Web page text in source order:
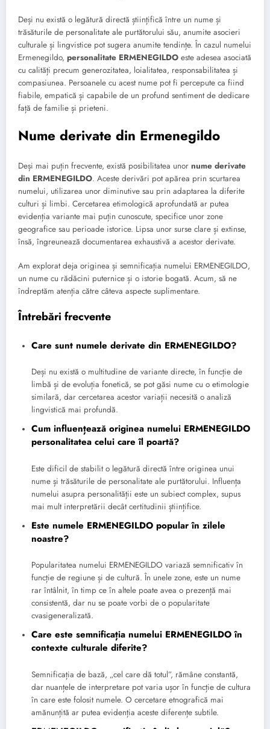
Deși nu există o legătură directă științifică între un nume și
trăsăturile de personalitate ale purtătorului său, anumite asocieri
culturale și lingvistice pot sugera anumite tendințe. În cazul numelui
Ermenegildo, personalitate ERMENEGILDO este adesea asociată
cu calități precum generozitatea, loialitatea, responsabilitatea și
compasiunea. Persoanele cu acest nume pot fi percepute ca fiind
fiabile, empatică și capabile de un profund sentiment de dedicare
față de familie și prieteni.
Nume derivate din Ermenegildo
Deși mai puțin frecvente, există posibilitatea unor nume derivate
din ERMENEGILDO. Aceste derivări pot apărea prin scurtarea
numelui, utilizarea unor diminutive sau prin adaptarea la diferite
culturi și limbi. Cercetarea etimologică aprofundată ar putea
evidenția variante mai puțin cunoscute, specifice unor zone
geografice sau perioade istorice. Lipsa unor surse clare și extinse,
însă, îngreunează documentarea exhaustivă a acestor derivate.
Am explorat deja originea și semnificația numelui ERMENEGILDO,
un nume cu rădăcini puternice și o istorie bogată. Acum, să ne
îndreptăm atenția către câteva aspecte suplimentare.
Întrebări frecvente
Care sunt numele derivate din ERMENEGILDO?
Deși nu există o multitudine de variante directe, în funcție de
limbă și de evoluția fonetică, se pot găsi nume cu o etimologie
similară, dar cercetarea acestor variații necesită o analiză
lingvistică mai profundă.
Cum influențează originea numelui ERMENEGILDO
personalitatea celui care îl poartă?
Este dificil de stabilit o legătură directă între originea unui
nume și trăsăturile de personalitate ale purtătorului. Influența
numelui asupra personalității este un subiect complex, supus
mai mult interpretării decât certitudinii științifice.
Este numele ERMENEGILDO popular în zilele
noastre?
Popularitatea numelui ERMENEGILDO variază semnificativ în
funcție de regiune și de cultură. În unele zone, este un nume
rar întâlnit, în timp ce în altele poate avea o prezență mai
consistentă, dar nu se poate vorbi de o popularitate
cvasigeneralizată.
Care este semnificația numelui ERMENEGILDO în
contexte culturale diferite?
Semnificația de bază, „cel care dă totul”, rămâne constantă,
dar nuanțele de interpretare pot varia ușor în funcție de cultura
în care este folosit numele. O cercetare etnografică mai
amănunțită ar putea evidenția aceste diferențe subtile.